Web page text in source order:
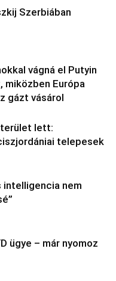
Szerbiában
vágná el Putyin
miközben Európa
gázt vásárol
lett:
telepesek
intelligencia nem
ügye – már nyomoz